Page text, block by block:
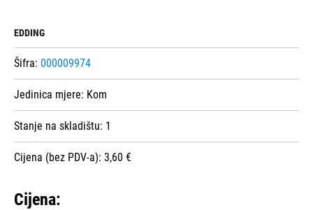
EDDING
Šifra: 000009974
Jedinica mjere: Kom
Stanje na skladištu: 1
Cijena (bez PDV-a): 3,60 €
Cijena: